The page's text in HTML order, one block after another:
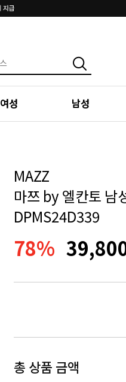
여성 남성
MAZZ
마쯔 by 엘칸토 남
DPMS24D339
78%
총 상품 금액